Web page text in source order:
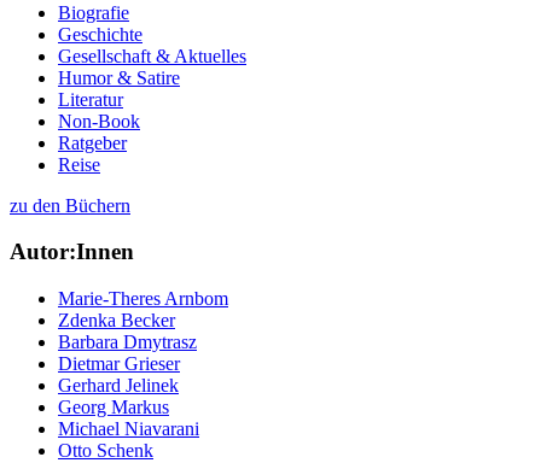
Biografie
Geschichte
Gesellschaft & Aktuelles
Humor & Satire
Literatur
Non-Book
Ratgeber
Reise
zu den Büchern
Autor:Innen
Marie-Theres Arnbom
Zdenka Becker
Barbara Dmytrasz
Dietmar Grieser
Gerhard Jelinek
Georg Markus
Michael Niavarani
Otto Schenk